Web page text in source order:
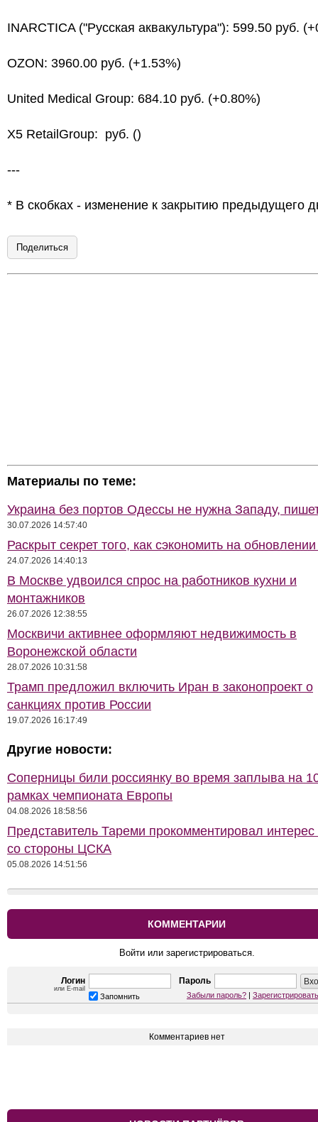
INARCTICA ("Русская аквакультура"): 599.50 руб.
OZON: 3960.00 руб. (+1.53%)
United Medical Group: 684.10 руб. (+0.80%)
X5 RetailGroup: руб. ()
---
* В скобках - изменение к закрытию предыдущего
Поделиться
Материалы по теме:
Украина без портов Одессы не нужна Западу,
30.07.2026 14:57:40
Раскрыт секрет того, как сэкономить на
24.07.2026 14:40:13
В Москве удвоился спрос на работников кухни и
монтажников
26.07.2026 12:38:55
Москвичи активнее оформляют недвижимость в
Воронежской области
28.07.2026 10:31:58
Трамп предложил включить Иран в законопроект о
санкциях против России
19.07.2026 16:17:49
Другие новости:
Соперницы били россиянку во время заплыва на
рамках чемпионата Европы
04.08.2026 18:58:56
Представитель Тареми прокомментировал интерес
со стороны ЦСКА
05.08.2026 14:51:56
КОММЕНТАРИИ
Войти или зарегистрироваться.
Логин
или E-mail
Пароль
Запомнить Забыли пароль? |
Комментариев нет